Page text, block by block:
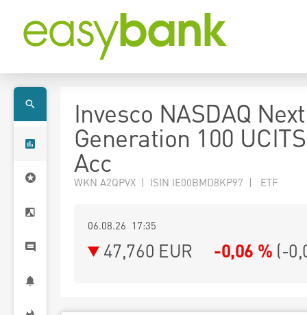
Invesco NASDAQ Next
Generation 100
Acc
WKN A2QPVX | ISIN IE00BMD8KP97 | ETF
06.08.26 17:35
47,760 EUR -0,06 % (-